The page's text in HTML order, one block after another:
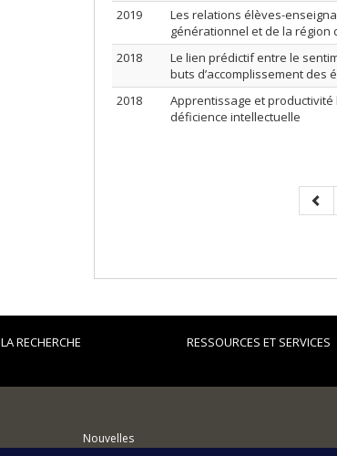
2019
Les relations élèves-
générationnel et de la région
2018
Le lien prédictif entre le
buts d’accomplissement des
2018
Apprentissage et
déficience intellectuelle
LA RECHERCHE RESSOURCES ET SERVICES
Nouvelles